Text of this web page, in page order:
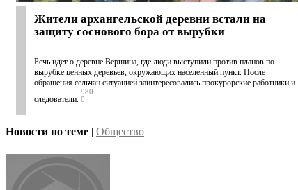
Жители архангельской деревни встали на
защиту соснового бора от вырубки
Речь идет о деревне Вершина, где люди выступили против планов по
вырубке ценных деревьев, окружающих населенный пункт. После
обращения сельчан ситуацией заинтересовались прокурорские работники и
следователи.
980
0
Новости по теме | Общество